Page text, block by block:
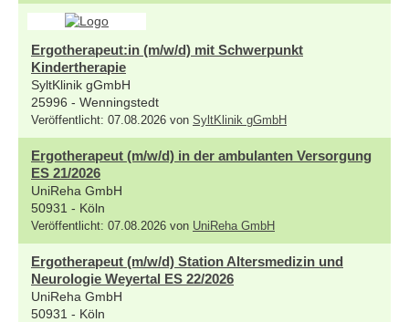
Ergotherapeut:in (m/w/d) mit Schwerpunkt
Kindertherapie
SyltKlinik gGmbH
25996 - Wenningstedt
Veröffentlicht: 07.08.2026 von SyltKlinik gGmbH
Ergotherapeut (m/w/d) in der ambulanten Versorgung
ES 21/2026
UniReha GmbH
50931 - Köln
Veröffentlicht: 07.08.2026 von UniReha GmbH
Ergotherapeut (m/w/d) Station Altersmedizin und
Neurologie Weyertal ES 22/2026
UniReha GmbH
50931 - Köln